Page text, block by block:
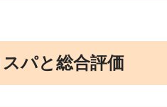
パと総合評価